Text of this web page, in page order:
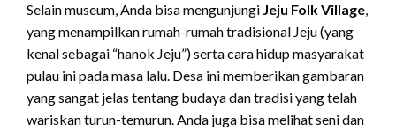
Selain museum, Anda bisa mengunjungi Jeju Folk Village,
yang menampilkan rumah-rumah tradisional Jeju (yang
kenal sebagai “hanok Jeju”) serta cara hidup masyarakat
pulau ini pada masa lalu. Desa ini memberikan gambaran
yang sangat jelas tentang budaya dan tradisi yang telah
wariskan turun-temurun. Anda juga bisa melihat seni dan